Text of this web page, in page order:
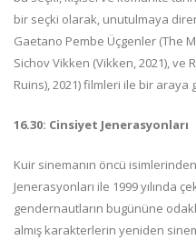
bir seçki olarak, unutulmaya
Gaetano Pembe Üçgenler (The
Sichov Vikken (Vikken, 2021), ve
Ruins), 2021) filmleri ile bir araya
16.30: Cinsiyet Jenerasyonları
Kuir sinemanın öncü
Jenerasyonları ile 1999 yılında
gendernautların bugününe
almış karakterlerin yeniden